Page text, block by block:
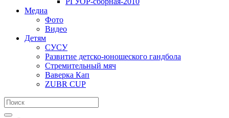
Медиа
Фото
Видео
Детям
СУСУ
Развитие детско-юношеского гандбола
Стремительный мяч
Ваверка Кап
ZUBR CUP